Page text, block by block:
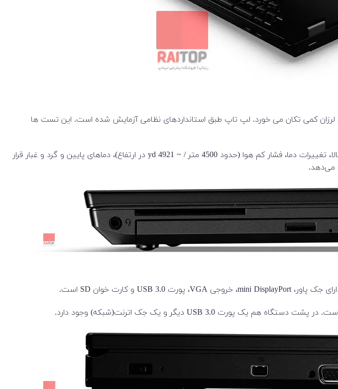
کمی تکان می خورد. لپ تاپ طبق استانداردهای نظامی آزمایش شده است. این تست ها
از جمله موارد دیگر، دستگاه های تست در معرض محیط های نامطلوب مانند فشار بالا، رطوبت، دمای بالا، تغییرات دما، فشار کم هوا (حدود 4500 متر / ~ 4921 yd در ارتفاع)، دماهای پایین و گرد و غبار قرار
می‌دهد.